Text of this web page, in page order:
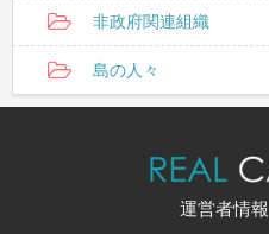
非政府関連組織
島の人々
運営者情報